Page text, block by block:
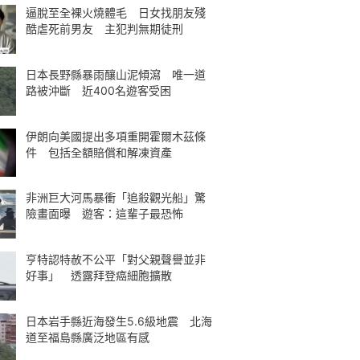
逼脫至全裸火燒體毛 日女找朋友殘
酷虐死前男友 主犯判無期徒刑
日本長野縣暴雨釀山泥傾瀉 唯一道
路被沖斷 近400名遊客受困
伊朗向美國提出多項重開霍爾木茲條
件 包括全額賠償和解凍資產
非洲巨大河馬暴衝「追殺觀光船」驚
險畫面曝 遊客：這輩子最恐怖
亨特認特赦不公平「對父親聲譽並非
好事」 透露拜登癌細胞擴散
日本岩手縣近海發生5.6級地震 北海
道至福島縣廣泛地區有感